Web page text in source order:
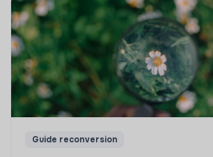
Guide reconversion